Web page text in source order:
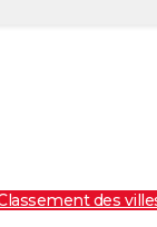
des